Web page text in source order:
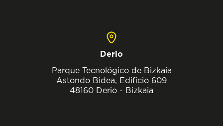
Derio
Parque Tecnológico de Bizkaia
Astondo Bidea, Edificio 609
48160 Derio - Bizkaia